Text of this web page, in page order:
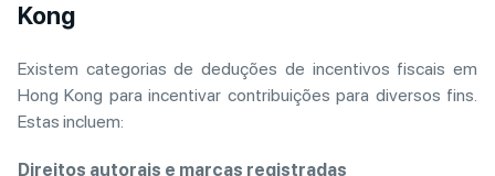
Kong
Existem categorias de deduções de incentivos fiscais em
Hong Kong para incentivar contribuições para diversos fins.
Estas incluem:
Direitos autorais e marcas registradas